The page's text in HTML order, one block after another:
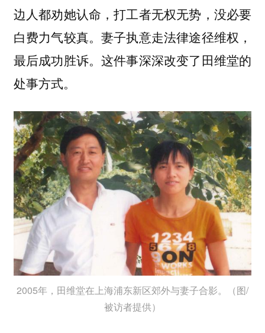
边人都劝她认命，打工者无权无势，没必要
白费力气较真。妻子执意走法律途径维权，
最后成功胜诉。这件事深深改变了田维堂的
处事方式。
2005年，田维堂在上海浦东新区郊外与妻子合影。（图/
被访者提供）